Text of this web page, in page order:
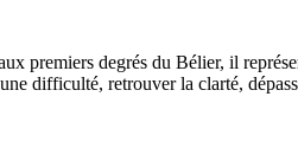
premiers degrés du Bélier, il
difficulté, retrouver la clarté,